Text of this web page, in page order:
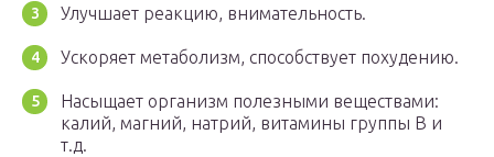
Улучшает реакцию, внимательность.
Ускоряет метаболизм, способствует похудению.
Насыщает организм полезными веществами:
калий, магний, натрий, витамины группы В и
т.д.